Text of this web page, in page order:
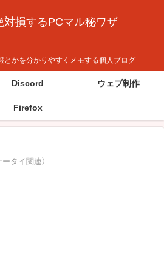
対損するPCマル秘ワザ
とかを分かりやすくメモする個人ブログ
Discord ウェブ制作
Firefox
ータイ関連）